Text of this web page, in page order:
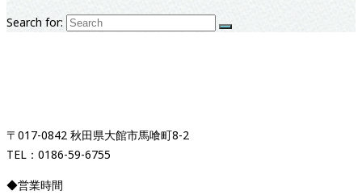
Search for:
〒017-0842 秋田県大館市馬喰町8-2
TEL：0186-59-6755
◆営業時間